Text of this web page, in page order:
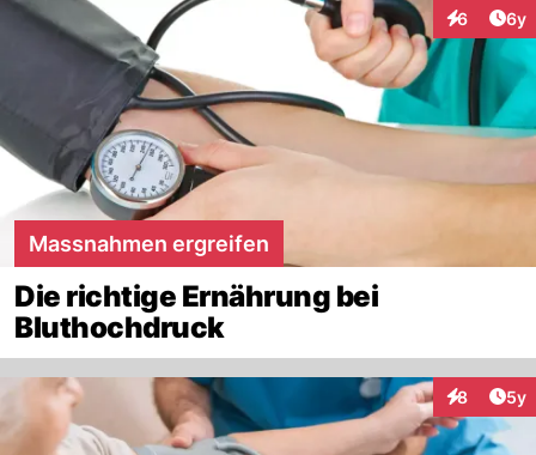
6 6y
Massnahmen ergreifen
Die richtige Ernährung bei
Bluthochdruck
8 5y